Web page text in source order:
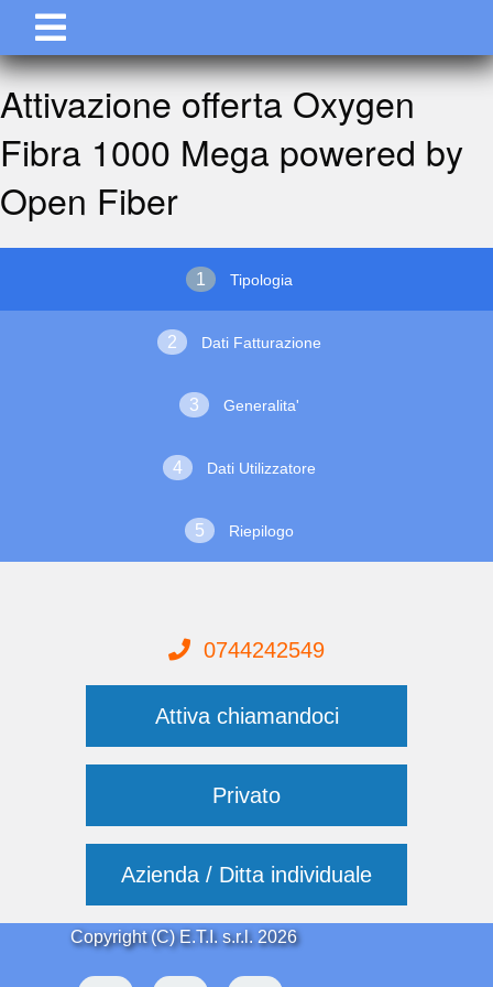
Attivazione offerta Oxygen
Fibra 1000 Mega powered by
Open Fiber
Tipologia
Dati Fatturazione
Generalita'
Dati Utilizzatore
Riepilogo
0744242549
Attiva chiamandoci
Privato
Azienda / Ditta individuale
Copyright (C) E.T.I. s.r.l. 2026